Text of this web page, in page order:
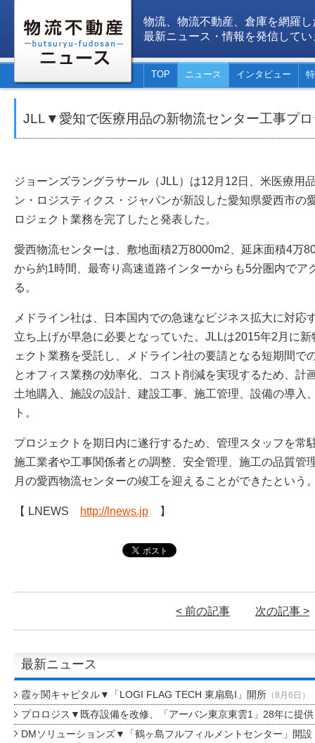
物流、物流不動産、倉庫を網羅し
最新ニュース・情報を発信してい
TOP ニュース インタビュー
JLL▼愛知で医療用品の新物流センター工事プ
ジョーンズラングラサール（JLL）は12月12日、米医療用
ン・ロジスティクス・ジャパンが新設した愛知県愛西市の
ロジェクト業務を完了したと発表した。
愛西物流センターは、敷地面積2万8000m2、延床面積4万
から約1時間、最寄り高速道路インターからも5分圏内でア
る。
メドライン社は、日本国内での急速なビジネス拡大に対応
立ち上げが早急に必要となっていた。JLLは2015年2月に
ェクト業務を受託し、メドライン社の要請となる短期間で
とオフィス業務の効率化、コスト削減を実現するため、計
土地購入、施設の設計、建設工事、施工管理、設備の導入
ト。
プロジェクトを期日内に遂行するため、管理スタッフを常
施工業者や工事関係者との調整、安全管理、施工の品質管
月の愛西物流センターの竣工を迎えることができたという
【 LNEWS http://lnews.jp 】
< 前の記事 次の記事 >
最新ニュース
霞ヶ関キャピタル▼「LOGI FLAG TECH 東扇島I」開所（8月6日）
プロロジス▼既存設備を改修、「アーバン東京東雲1」28年に提供
DMソリューションズ▼「鶴ヶ島フルフィルメントセンター」開設